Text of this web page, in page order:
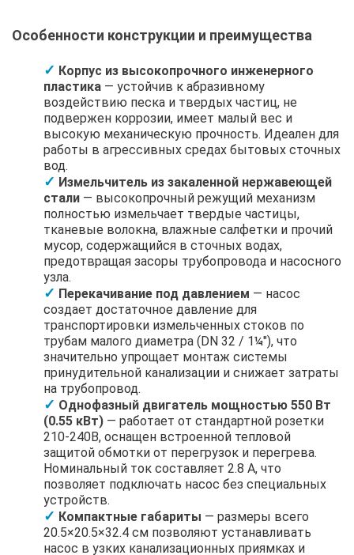
Особенности конструкции и преимущества
Корпус из высокопрочного инженерного
пластика — устойчив к абразивному
воздействию песка и твердых частиц, не
подвержен коррозии, имеет малый вес и
высокую механическую прочность. Идеален для
работы в агрессивных средах бытовых сточных
вод.
Измельчитель из закаленной нержавеющей
стали — высокопрочный режущий механизм
полностью измельчает твердые частицы,
тканевые волокна, влажные салфетки и прочий
мусор, содержащийся в сточных водах,
предотвращая засоры трубопровода и насосного
узла.
Перекачивание под давлением — насос
создает достаточное давление для
транспортировки измельченных стоков по
трубам малого диаметра (DN 32 / 1¼"), что
значительно упрощает монтаж системы
принудительной канализации и снижает затраты
на трубопровод.
Однофазный двигатель мощностью 550 Вт
(0.55 кВт) — работает от стандартной розетки
210-240В, оснащен встроенной тепловой
защитой обмотки от перегрузок и перегрева.
Номинальный ток составляет 2.8 А, что
позволяет подключать насос без специальных
устройств.
Компактные габариты — размеры всего
20.5×20.5×32.4 см позволяют устанавливать
насос в узких канализационных приямках и